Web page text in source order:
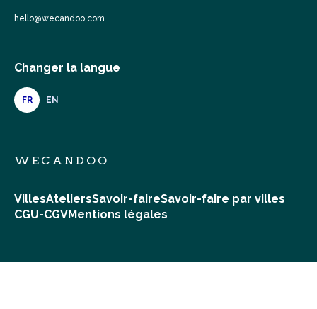
hello@wecandoo.com
Changer la langue
FR EN
WECANDOO
VillesAteliersSavoir-faireSavoir-faire par villes
CGU-CGVMentions légales